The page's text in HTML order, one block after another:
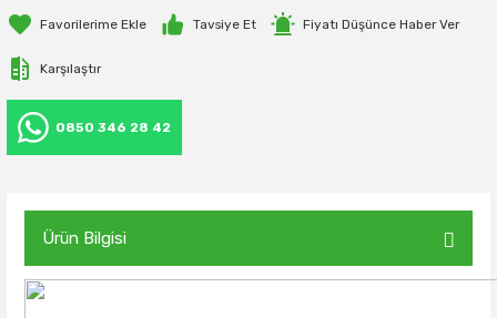
Tavsiye Et Fiyatı Düşünce Haber Ver
Karşılaştır
0850 346 28 42
Ürün Bilgisi